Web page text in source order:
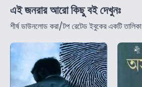
এই জনরার আরো কিছু বই দেখুনঃ
শীর্ষ ডাউনলোড করা/টপ রেটেড ইবুকের একটি তালিকা